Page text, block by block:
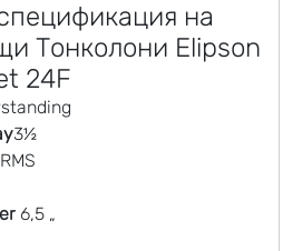
на
Тонколони Elipson
24F
3½
6,5 „